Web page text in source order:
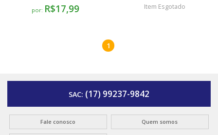
por: R$17,99
Esgotado
1
SAC: (17) 99237-9842
Fale conosco Quem somos